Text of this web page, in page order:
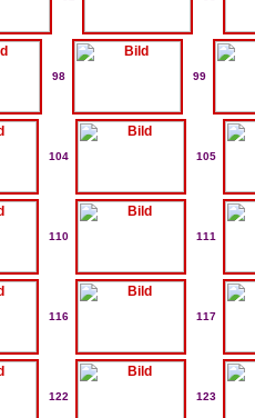
98 99
104 105
110 111
116 117
122 123